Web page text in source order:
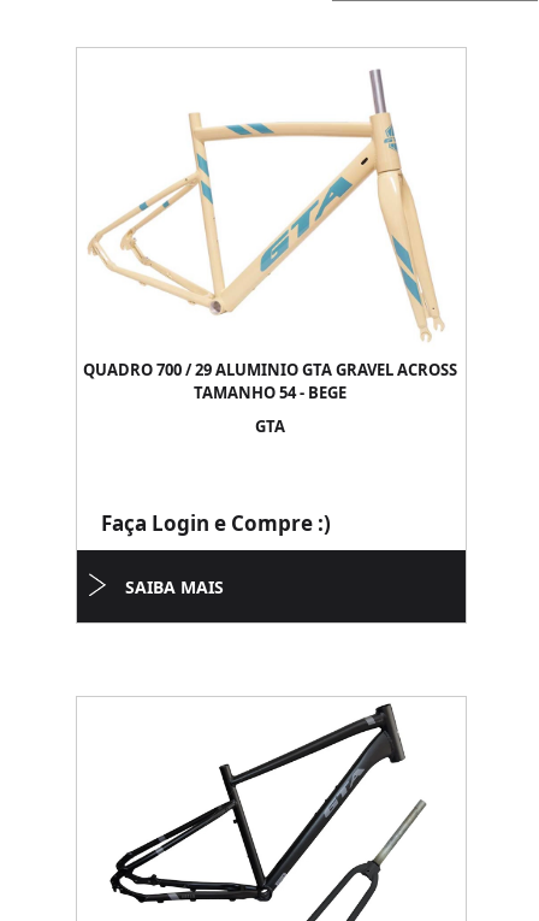
QUADRO 700 / 29 ALUMINIO GTA GRAVEL ACROSS
TAMANHO 54 - BEGE
GTA
Faça Login e Compre :)
SAIBA MAIS